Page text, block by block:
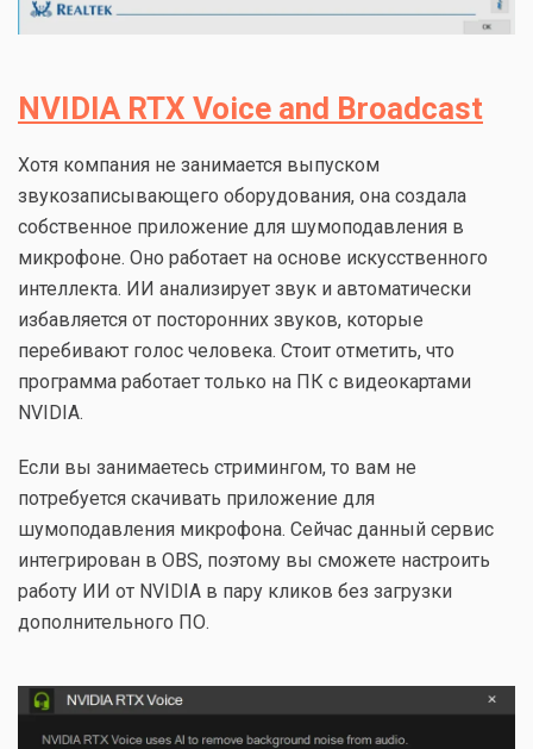
NVIDIA RTX Voice and Broadcast
Хотя компания не занимается выпуском
звукозаписывающего оборудования, она создала
собственное приложение для шумоподавления в
микрофоне. Оно работает на основе искусственного
интеллекта. ИИ анализирует звук и автоматически
избавляется от посторонних звуков, которые
перебивают голос человека. Стоит отметить, что
программа работает только на ПК с видеокартами
NVIDIA.
Если вы занимаетесь стримингом, то вам не
потребуется скачивать приложение для
шумоподавления микрофона. Сейчас данный сервис
интегрирован в OBS, поэтому вы сможете настроить
работу ИИ от NVIDIA в пару кликов без загрузки
дополнительного ПО.